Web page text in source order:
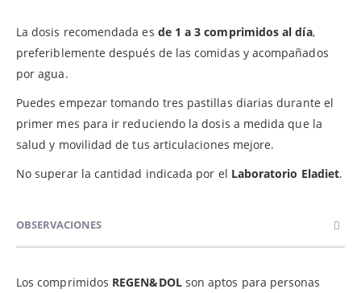
La dosis recomendada es de 1 a 3 comprimidos al día,
preferiblemente después de las comidas y acompañados
por agua.
Puedes empezar tomando tres pastillas diarias durante el
primer mes para ir reduciendo la dosis a medida que la
salud y movilidad de tus articulaciones mejore.
No superar la cantidad indicada por el Laboratorio Eladiet.
OBSERVACIONES
Los comprimidos REGEN&DOL son aptos para personas